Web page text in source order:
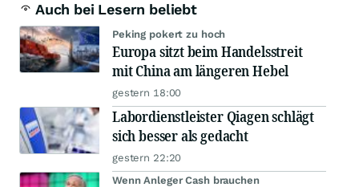
Auch bei Lesern beliebt
Peking pokert zu hoch
Europa sitzt beim Handelsstreit
mit China am längeren Hebel
gestern 18:00
Labordienstleister Qiagen schlägt
sich besser als gedacht
gestern 22:20
Wenn Anleger Cash brauchen